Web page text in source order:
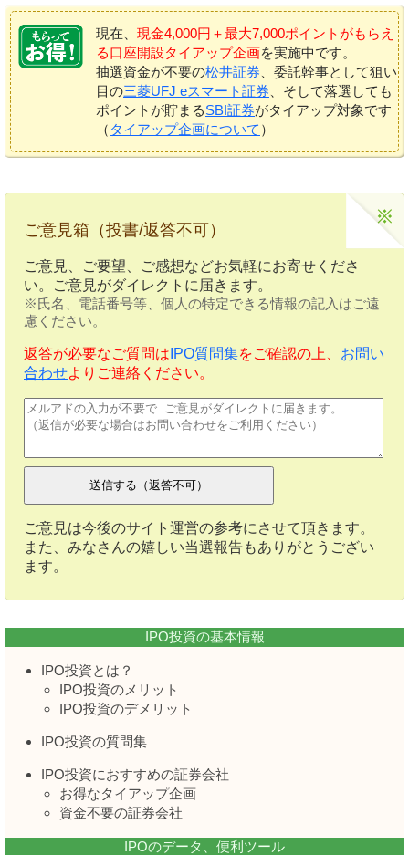
現在、 現金4,000円＋最大7,000ポイントがもらえ
る口座開設タイアップ企画を実施中です。
抽選資金が不要の松井証券 、委託幹事として狙い
目の三菱UFJ eスマート証券 、そして落選しても
ポイントが貯まるSBI証券がタイアップ対象です
（ タイアップ企画について ）
ご意見箱（投書/返答不可）
ご意見、ご要望、ご感想などお気軽にお寄せくださ
い。ご意見がダイレクトに届きます。
※氏名、電話番号等、個人の特定できる情報の記入はご遠
慮ください。
返答が必要なご質問は IPO質問集をご確認の上、 お問い
合わせよりご連絡ください。
ご意見は今後のサイト運営の参考にさせて頂きます。
また、みなさんの嬉しい当選報告もありがとうござい
ます。
IPO投資の基本情報
IPO投資とは？
IPO投資のメリット
IPO投資のデメリット
IPO投資の質問集
IPO投資におすすめの証券会社
お得なタイアップ企画
資金不要の証券会社
IPOのデータ、便利ツール